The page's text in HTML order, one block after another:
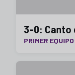
3-0: Canto
PRIMER EQUIPO